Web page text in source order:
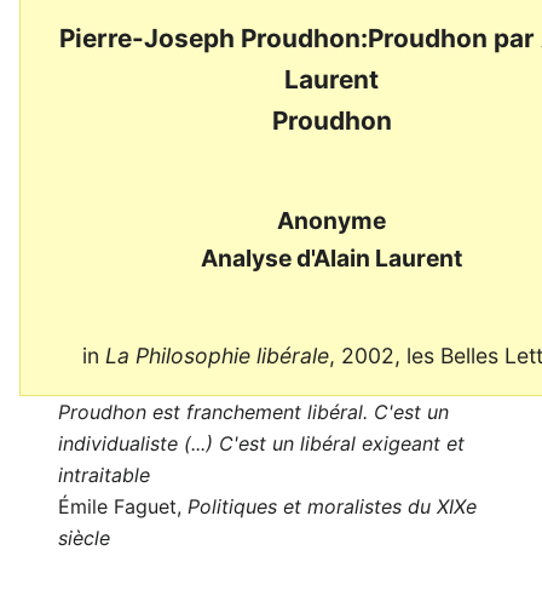
Pierre-Joseph Proudhon:Proudhon
Laurent
Proudhon
Anonyme
Analyse d'Alain Laurent
inLa Philosophie libérale, 2002, les Belles
Proudhon est franchement libéral. C'est un
individualiste (...) C'est un libéral exigeant et
intraitable
Émile Faguet, Politiques et moralistes du XIXe
siècle